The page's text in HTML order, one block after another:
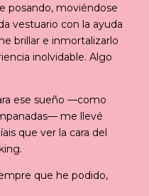
posando, moviéndose
vestuario con la ayuda
brillar e inmortalizarlo
inolvidable. Algo
ese sueño —como
me llevé
que ver la cara del
que he podido,